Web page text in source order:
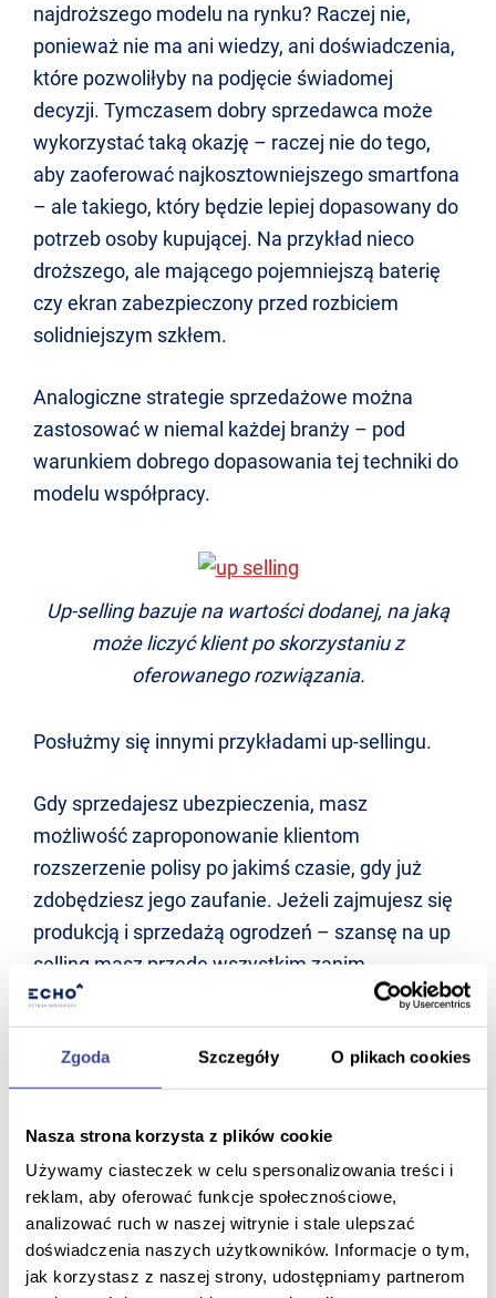
Zgoda Szczegóły O plikach cookies
Nasza strona korzysta z plików cookie
Używamy ciasteczek w celu spersonalizowania treści i
reklam, aby oferować funkcje społecznościowe,
analizować ruch w naszej witrynie i stale ulepszać
doświadczenia naszych użytkowników. Informacje o tym,
jak korzystasz z naszej strony, udostępniamy partnerom
najdroższego modelu na rynku? Raczej nie,
ponieważ nie ma ani wiedzy, ani doświadczenia,
które pozwoliłyby na podjęcie świadomej
decyzji. Tymczasem dobry sprzedawca może
wykorzystać taką okazję – raczej nie do tego,
aby zaoferować najkosztowniejszego smartfona
– ale takiego, który będzie lepiej dopasowany do
potrzeb osoby kupującej. Na przykład nieco
droższego, ale mającego pojemniejszą baterię
czy ekran zabezpieczony przed rozbiciem
solidniejszym szkłem.
Analogiczne strategie sprzedażowe można
zastosować w niemal każdej branży – pod
warunkiem dobrego dopasowania tej techniki do
modelu współpracy.
Up-selling bazuje na wartości dodanej, na jaką
może liczyć klient po skorzystaniu z
oferowanego rozwiązania.
Posłużmy się innymi przykładami up-sellingu.
Gdy sprzedajesz ubezpieczenia, masz
możliwość zaproponowanie klientom
rozszerzenie polisy po jakimś czasie, gdy już
zdobędziesz jego zaufanie. Jeżeli zajmujesz się
produkcją i sprzedażą ogrodzeń – szansę na up
selling masz przede wszystkim zanim
domkniesz transakcję: to wtedy możesz np.
doradzić klientowi, dlaczego lepiej, aby
zainwestował w płot z podmurówką, a nie bez
niej. Podobnie sytuacja wygląda w branży
motoryzacyjnej – kiedy klient przychodzi do
jest tylko punktem wyjścia. W procesie rozmowy
ze sprzedawcą dobiera on dodatkowe opcje i
rozwiązania (np. system nagłośnienia,
podgrzewane siedzenia itp.), a każde z nich